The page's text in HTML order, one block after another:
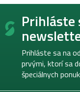
Z
Prihláste
Prihláste sa na
prvými, ktorí sa
špeciálnych